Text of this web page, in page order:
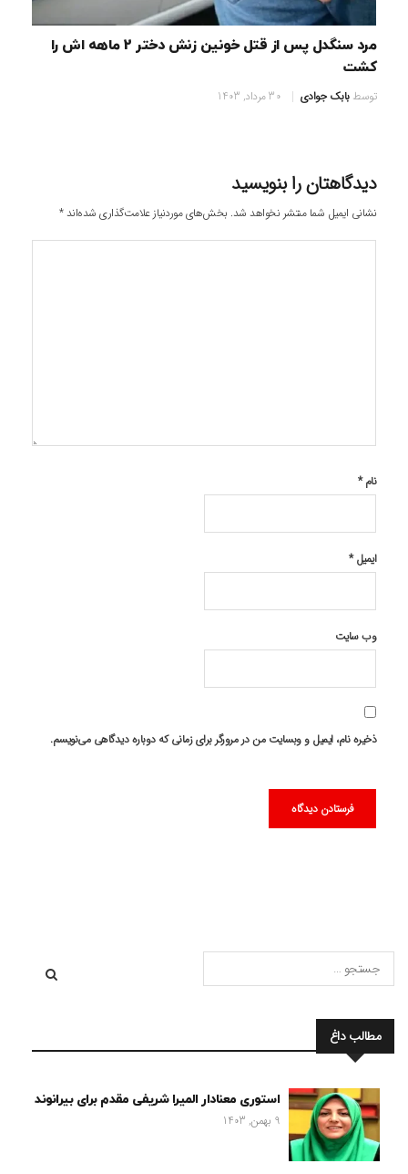
مرد سنگدل پس از قتل خونین زنش دختر 2 ماهه اش را
کشت
توسطبابک جوادی 30 مرداد, 1403
دیدگاهتان را بنویسید
نشانی ایمیل شما منتشر نخواهد شد. بخش‌های موردنیاز علامت‌گذاری شده‌اند*
نام*
ایمیل*
وب‌ سایت
ذخیره نام، ایمیل و وبسایت من در مرورگر برای زمانی که دوباره دیدگاهی می‌نویسم.
مطالب داغ
استوری معنادار المیرا شریفی مقدم برای بیرانوند
9 بهمن, 1403